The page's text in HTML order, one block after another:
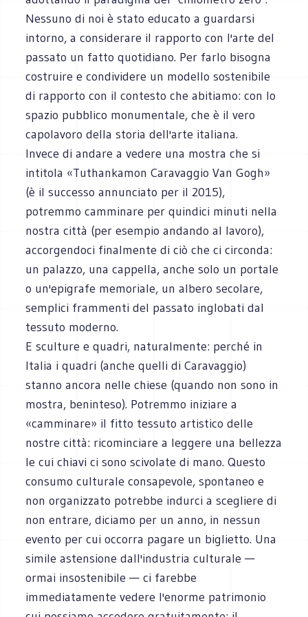
Nessuno di noi è stato educato a guardarsi
intorno, a considerare il rapporto con l'arte del
passato un fatto quotidiano. Per farlo bisogna
costruire e condividere un modello sostenibile
di rapporto con il contesto che abitiamo: con lo
spazio pubblico monumentale, che è il vero
capolavoro della storia dell'arte italiana.
Invece di andare a vedere una mostra che si
intitola «Tuthankamon Caravaggio Van Gogh»
(è il successo annunciato per il 2015),
potremmo camminare per quindici minuti nella
nostra città (per esempio andando al lavoro),
accorgendoci finalmente di ciò che ci circonda:
un palazzo, una cappella, anche solo un portale
o un'epigrafe memoriale, un albero secolare,
semplici frammenti del passato inglobati dal
tessuto moderno.
E sculture e quadri, naturalmente: perché in
Italia i quadri (anche quelli di Caravaggio)
stanno ancora nelle chiese (quando non sono in
mostra, beninteso). Potremmo iniziare a
«camminare» il fitto tessuto artistico delle
nostre città: ricominciare a leggere una bellezza
le cui chiavi ci sono scivolate di mano. Questo
consumo culturale consapevole, spontaneo e
non organizzato potrebbe indurci a scegliere di
non entrare, diciamo per un anno, in nessun
evento per cui occorra pagare un biglietto. Una
simile astensione dall'industria culturale —
ormai insostenibile — ci farebbe
immediatamente vedere l'enorme patrimonio